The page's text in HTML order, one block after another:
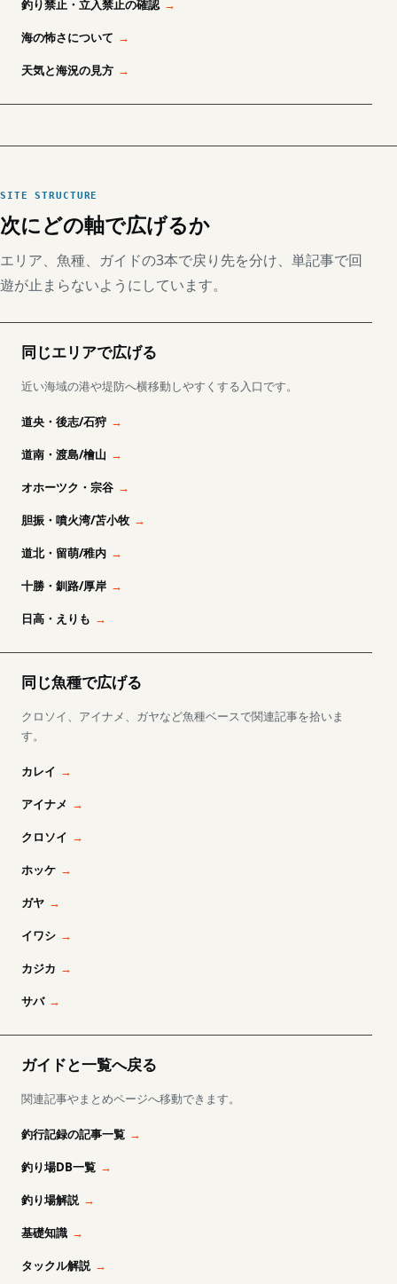
釣り禁止・立入禁止の確認
海の怖さについて
天気と海況の見方
SITE STRUCTURE
次にどの軸で広げるか
エリア、魚種、ガイドの3本で戻り先を分け、単記事で回
遊が止まらないようにしています。
同じエリアで広げる
近い海域の港や堤防へ横移動しやすくする入口です。
道央・後志/石狩
道南・渡島/檜山
オホーツク・宗谷
胆振・噴火湾/苫小牧
道北・留萌/稚内
十勝・釧路/厚岸
日高・えりも
同じ魚種で広げる
クロソイ、アイナメ、ガヤなど魚種ベースで関連記事を拾いま
す。
カレイ
アイナメ
クロソイ
ホッケ
ガヤ
イワシ
カジカ
サバ
ガイドと一覧へ戻る
関連記事やまとめページへ移動できます。
釣行記録の記事一覧
釣り場DB一覧
釣り場解説
基礎知識
タックル解説